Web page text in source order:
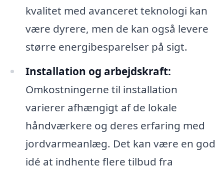
kvalitet med avanceret teknologi kan
være dyrere, men de kan også levere
større energibesparelser på sigt.
Installation og arbejdskraft:
Omkostningerne til installation
varierer afhængigt af de lokale
håndværkere og deres erfaring med
jordvarmeanlæg. Det kan være en god
idé at indhente flere tilbud fra